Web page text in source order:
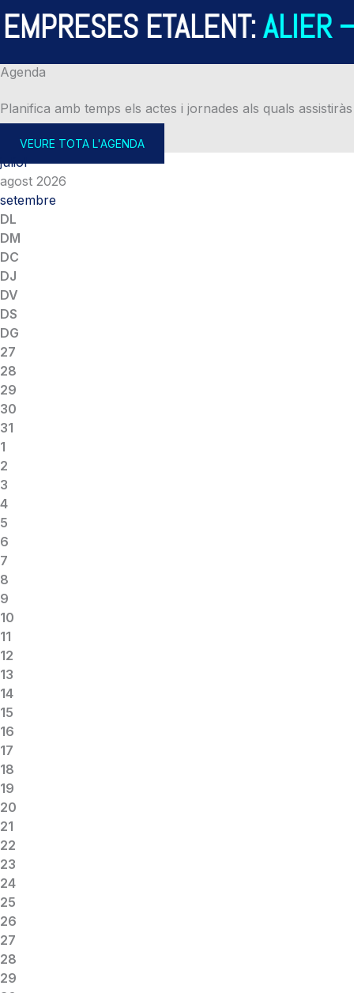
ETALENT:ALIER –
Agenda
Planifica amb temps els actes i jornades als quals assistiràs
VEURE TOTA L'AGENDA
juliol
agost 2026
setembre
DL
DM
DC
DJ
DV
DS
DG
27
28
29
30
31
1
2
3
4
5
6
7
8
9
10
11
12
13
14
15
16
17
18
19
20
21
22
23
24
25
26
27
28
29